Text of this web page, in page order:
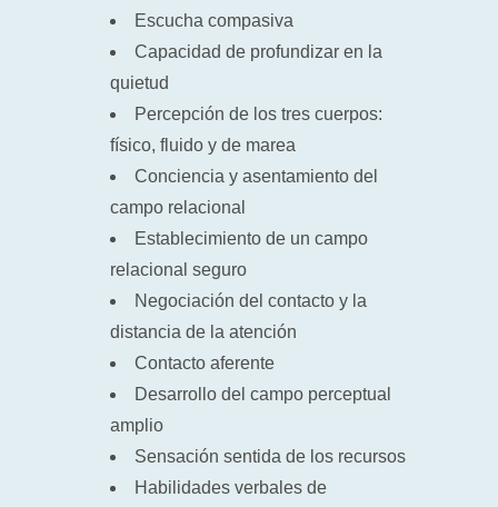
Escucha compasiva
Capacidad de profundizar en la
quietud
Percepción de los tres cuerpos:
físico, fluido y de marea
Conciencia y asentamiento del
campo relacional
Establecimiento de un campo
relacional seguro
Negociación del contacto y la
distancia de la atención
Contacto aferente
Desarrollo del campo perceptual
amplio
Sensación sentida de los recursos
Habilidades verbales de